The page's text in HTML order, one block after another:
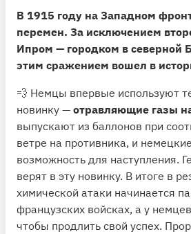
В 1915 году на Западном
перемен. За исключением
Ипром — городком в северной
этим сражением вошел в
💨 Немцы впервые используют
новинку — отравляющие газы
выпускают из баллонов при
ветре на противника, и
возможность для наступления.
верят в эту новинку. В итоге в
химической атаки начинается
французских войсках, а у
чтобы продлить свой успех.